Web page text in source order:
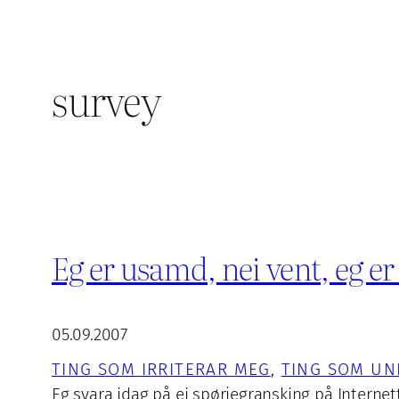
survey
Eg er usamd, nei vent, eg
05.09.2007
TING SOM IRRITERAR MEG, TING SOM
Eg svara idag på ei spørjegransking på